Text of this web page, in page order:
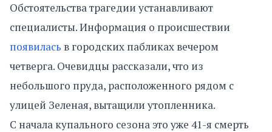
Обстоятельства трагедии устанавливают
специалисты. Информация о происшествии
появилась в городских пабликах вечером
четверга. Очевидцы рассказали, что из
небольшого пруда, расположенного рядом с
улицей Зеленая, вытащили утопленника.
С начала купального сезона это уже 41-я смерть